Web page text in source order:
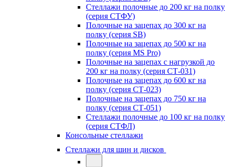
Стеллажи полочные до 200 кг на полку
(серия СТФУ)
Полочные на зацепах до 300 кг на
полку (серия SB)
Полочные на зацепах до 500 кг на
полку (серия MS Pro)
Полочные на зацепах с нагрузкой до
200 кг на полку (серия СТ-031)
Полочные на зацепах до 600 кг на
полку (серия СТ-023)
Полочные на зацепах до 750 кг на
полку (серия СТ-051)
Стеллажи полочные до 100 кг на полку
(серия СТФЛ)
Консольные стеллажи
Стеллажи для шин и дисков